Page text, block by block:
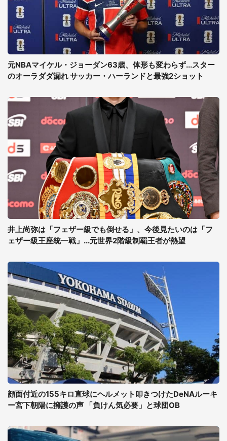
元NBAマイケル・ジョーダン63歳、体形も変わらず...スター
のオーラダダ漏れ サッカー・ハーランドと最強2ショット
井上尚弥は「フェザー級でも倒せる」、今後見たいのは「フ
ェザー級王座統一戦」...元世界2階級制覇王者が熱望
顔面付近の155キロ直球にヘルメット叩きつけたDeNAルーキ
ー宮下朝陽に擁護の声 「負けん気必要」と球団OB